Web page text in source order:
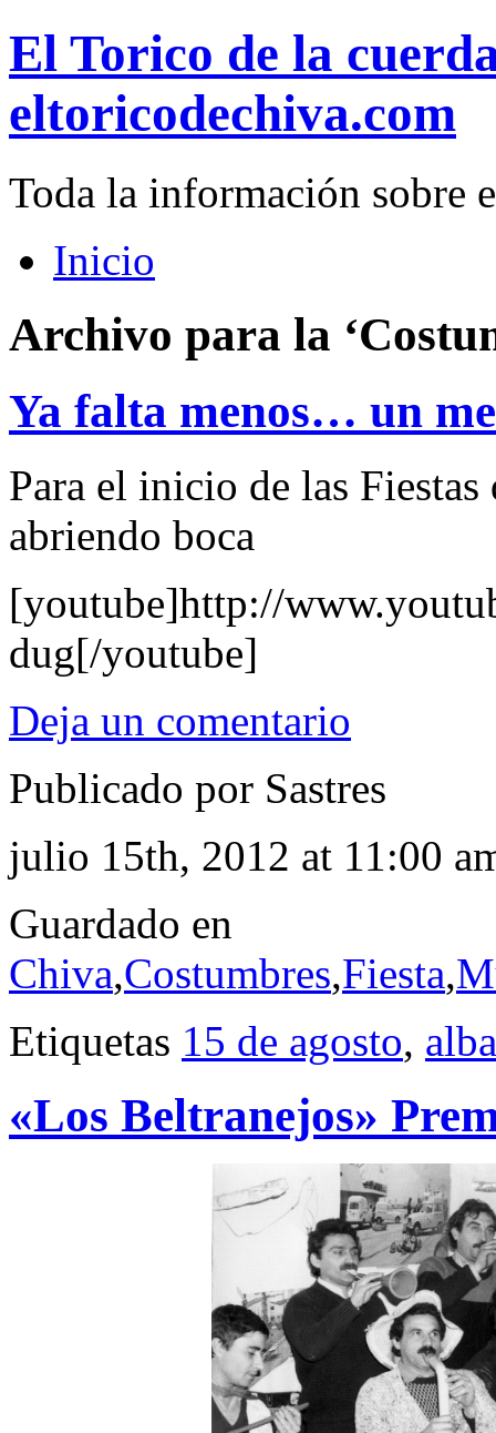
El Torico de la
eltoricodechiva.com
Toda la información sobre
Inicio
Archivo para la
Ya falta menos… un
Para el inicio de las
abriendo boca
[youtube]http://
dug[/youtube]
Deja un comentario
Publicado por Sastres
julio 15th, 2012 at 11:00
Guardado en
Chiva,Costumbres,Fiesta,
Etiquetas 15 de agosto,
«Los Beltranejos»